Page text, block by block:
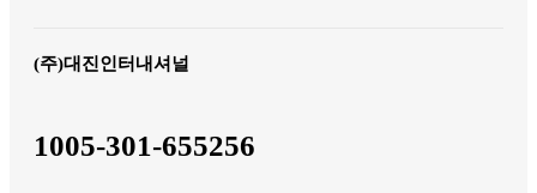
(주)대진인터내셔널
1005-301-655256